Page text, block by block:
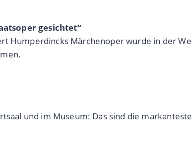
gesichtet“
Humperdincks Märchenoper wurde in der
und im Museum: Das sind die